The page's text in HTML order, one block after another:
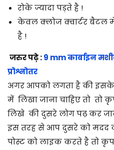
रोके ज्यादा पड़ते है !
केवल क्लोज क्वार्टर बैटल
है !
जरुर पढ़े :9 mm कार्बाइन
प्रोश्नोतर
अगर आपको लगता है की
में लिखा जाना चाहिए तो
लिखे की दुसरे लोग पढ़ कर
इस तरह से आप दुसरे को
पोस्ट को लाइक करते है तो